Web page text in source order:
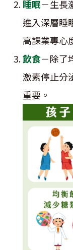
睡眠－生長
進入深層睡
高課業專心
飲食－除了
激素停止分
重要。